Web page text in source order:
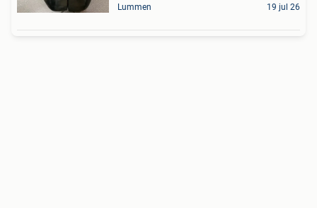
Lummen 19 jul 26